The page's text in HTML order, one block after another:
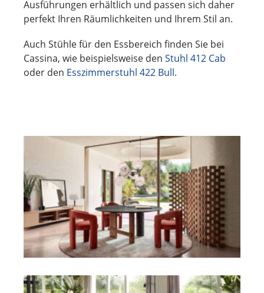
Ausführungen erhältlich und passen sich daher
perfekt Ihren Räumlichkeiten und Ihrem Stil an.
Auch Stühle für den Essbereich finden Sie bei
Cassina, wie beispielsweise den Stuhl 412 Cab
oder den Esszimmerstuhl 422 Bull.